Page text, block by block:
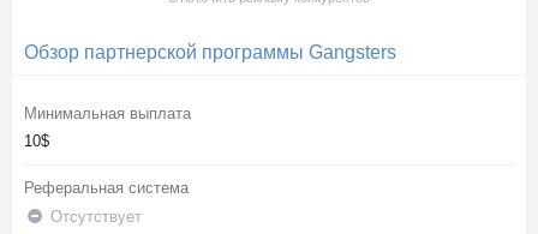
Обзор партнерской программы Gangsters
Минимальная выплата
10$
Реферальная система
Отсутствует